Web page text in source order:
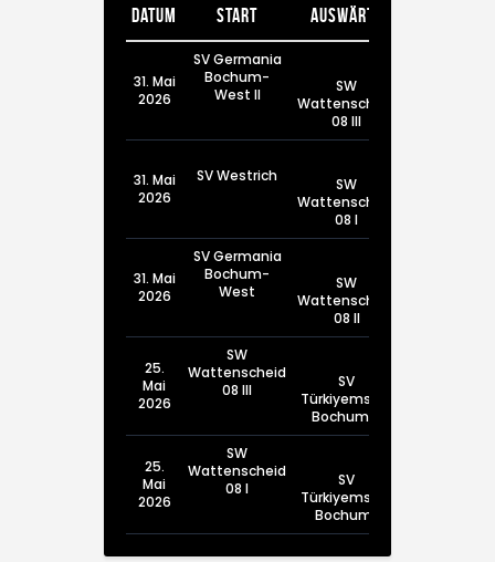
Datum Start Auswärts
31. Mai
2026
SV Germania
Bochum-
West II
SW
Wattenscheid
08 III
31. Mai
2026
SV Westrich
SW
Wattenscheid
08 I
31. Mai
2026
SV Germania
Bochum-
West
SW
Wattenscheid
08 II
25.
Mai
2026
SW
Wattenscheid
08 III
SV
Türkiyemspor
Bochum III
25.
Mai
2026
SW
Wattenscheid
08 I
SV
Türkiyemspor
Bochum I